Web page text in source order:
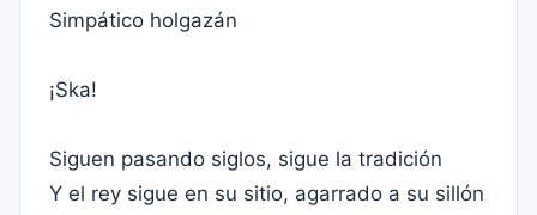
Simpático holgazán
¡Ska!
Siguen pasando siglos, sigue la tradición
Y el rey sigue en su sitio, agarrado a su sillón